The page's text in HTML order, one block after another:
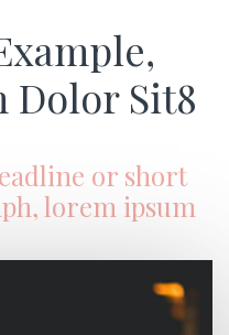
Dolor Sit8
or short
lorem ipsum